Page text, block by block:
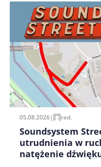
Zapamiętaj moje
pisania kolejnych
05.08.2026| red.
Soundsystem
utrudnienia w
natężenie